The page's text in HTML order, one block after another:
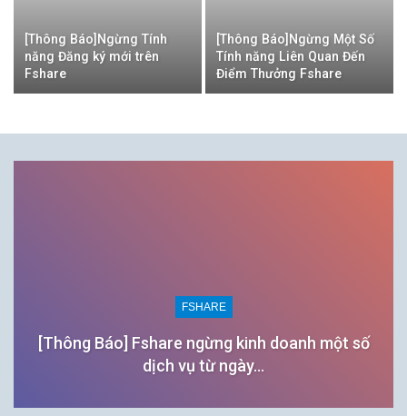
[Thông Báo]Ngừng Tính
năng Đăng ký mới trên
Fshare
[Thông Báo]Ngừng Một Số
Tính năng Liên Quan Đến
Điểm Thưởng Fshare
FSHARE
[Thông Báo] Fshare ngừng kinh doanh một số
dịch vụ từ ngày…